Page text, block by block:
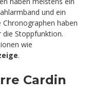
und ein
haben
die Stoppfunktion.
wie
.
Cardin